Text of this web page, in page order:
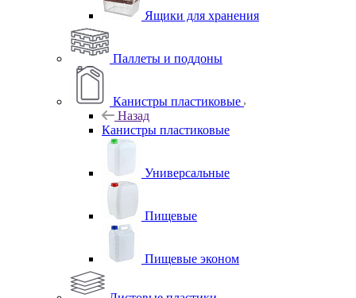
Ящики для хранения
Паллеты и поддоны
Канистры пластиковые
Назад
Канистры пластиковые
Универсальные
Пищевые
Пищевые эконом